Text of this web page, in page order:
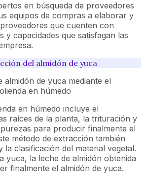
en búsqueda de proveedores
equipos de compras a elaborar y
que cuenten con
y capacidades que satisfagan las
del almidón de yuca
almidón de yuca mediante el
en húmedo
en húmedo incluye el
raíces de la planta, la trituración y
para producir finalmente el
método de extracción también
la clasificación del material vegetal.
yuca, la leche de almidón obtenida
finalmente el almidón de yuca.